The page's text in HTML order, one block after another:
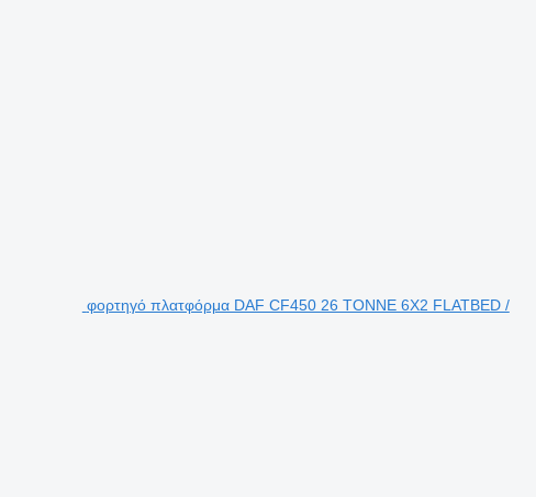
φορτηγό πλατφόρμα DAF CF450 26 TONNE 6X2 FLATBED /